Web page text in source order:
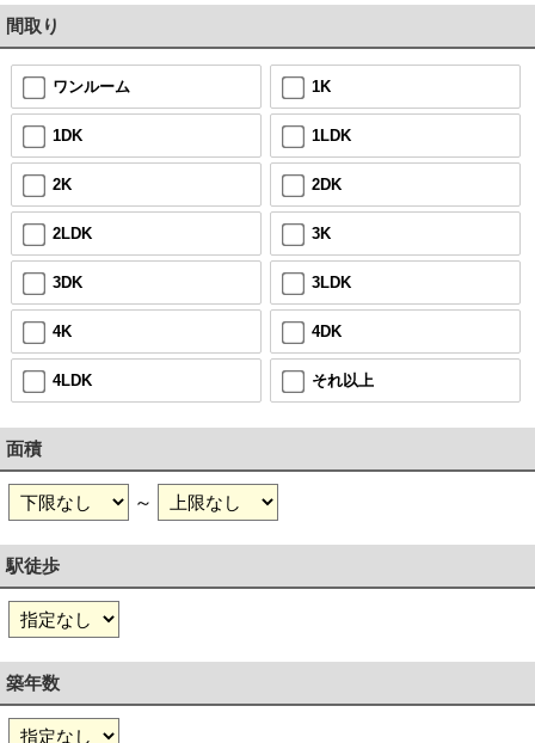
間取り
ワンルーム 1K
1DK 1LDK
2K 2DK
2LDK 3K
3DK 3LDK
4K 4DK
4LDK それ以上
面積
～
駅徒歩
築年数